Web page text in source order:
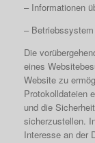
– Informationen
– Betriebssystem
Die
eines
Website zu
Protokolldateien
und die
sicherzustellen.
Interesse an der